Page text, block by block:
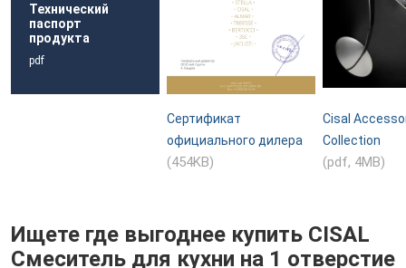
Технический
паспорт
продукта
pdf
Сертификат
официального дилера
(454KB)
Cisal
Collection
(pdf, 4MB)
Ищете где выгоднее купить CISAL
Смеситель для кухни на 1 отверстие